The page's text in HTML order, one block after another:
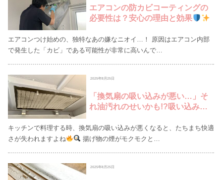
エアコンの防カビコーティングの
必要性は？安心の理由と効果
エアコンつけ始めの、独特なあの嫌なニオイ…！ 原因はエアコン内部
で発生した「カビ」である可能性が非常に高いんで…
2025年8月25日
「換気扇の吸い込みが悪い…」そ
れ油汚れのせいかも!?吸い込み力
キッチンで料理する時、換気扇の吸い込みが悪くなると、たちまち快適
さが失われますよね
揚げ物の煙がモクモクと…
2025年8月25日